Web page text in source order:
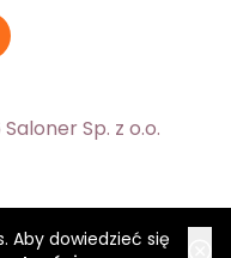
Aby dowiedzieć się
Sp. z o.o.